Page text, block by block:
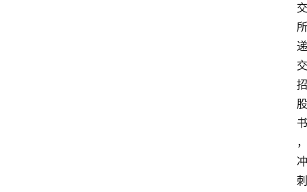
交
所
递
交
招
股
书
，
冲
刺